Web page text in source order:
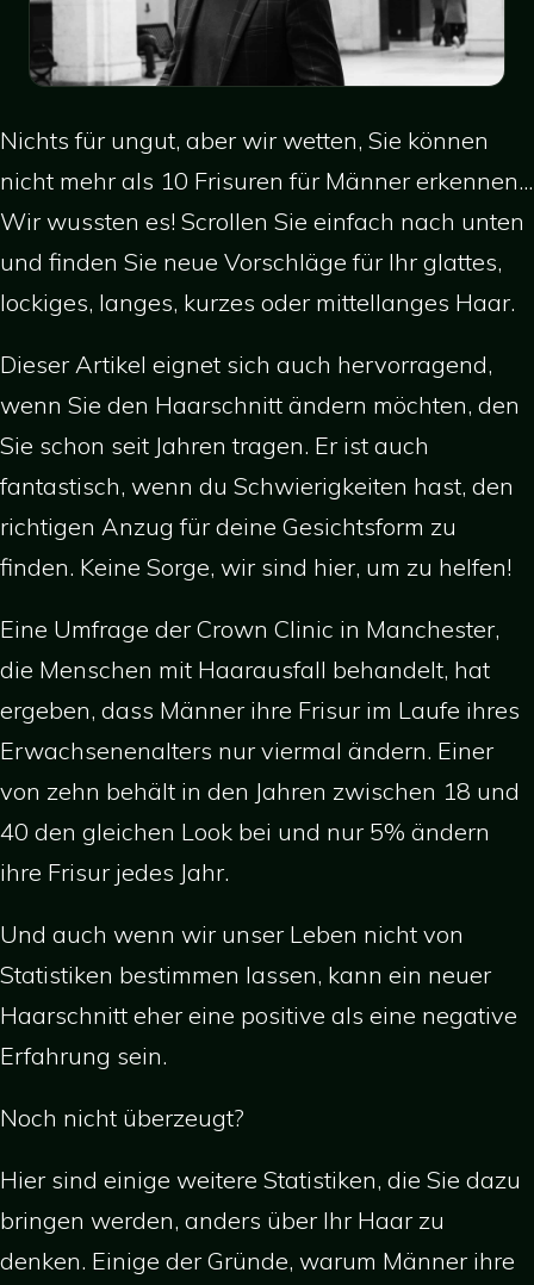
Nichts für ungut, aber wir wetten, Sie können
nicht mehr als 10 Frisuren für Männer erkennen...
Wir wussten es! Scrollen Sie einfach nach unten
und finden Sie neue Vorschläge für Ihr glattes,
lockiges, langes, kurzes oder mittellanges Haar.
Dieser Artikel eignet sich auch hervorragend,
wenn Sie den Haarschnitt ändern möchten, den
Sie schon seit Jahren tragen. Er ist auch
fantastisch, wenn du Schwierigkeiten hast, den
richtigen Anzug für deine Gesichtsform zu
finden. Keine Sorge, wir sind hier, um zu helfen!
Eine Umfrage der Crown Clinic in Manchester,
die Menschen mit Haarausfall behandelt, hat
ergeben, dass Männer ihre Frisur im Laufe ihres
Erwachsenenalters nur viermal ändern. Einer
von zehn behält in den Jahren zwischen 18 und
40 den gleichen Look bei und nur 5% ändern
ihre Frisur jedes Jahr.
Und auch wenn wir unser Leben nicht von
Statistiken bestimmen lassen, kann ein neuer
Haarschnitt eher eine positive als eine negative
Erfahrung sein.
Noch nicht überzeugt?
Hier sind einige weitere Statistiken, die Sie dazu
bringen werden, anders über Ihr Haar zu
denken. Einige der Gründe, warum Männer ihre